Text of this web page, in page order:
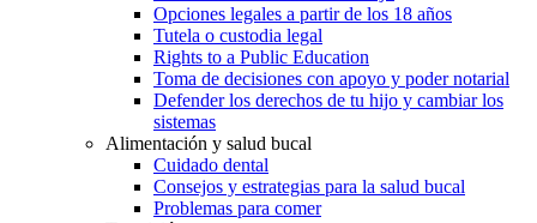
Opciones legales a partir de los 18 años
Tutela o custodia legal
Rights to a Public Education
Toma de decisiones con apoyo y poder notarial
Defender los derechos de tu hijo y cambiar los
sistemas
Alimentación y salud bucal
Cuidado dental
Consejos y estrategias para la salud bucal
Problemas para comer